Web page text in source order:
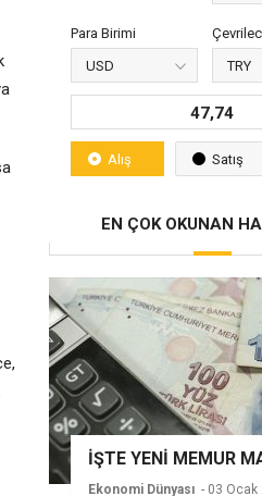
Para Birimi
47,74
Alış Satış
EN ÇOK OKUNAN
İŞTE YENİ MEMUR
Ekonomi Dünyası - 03 Ocak